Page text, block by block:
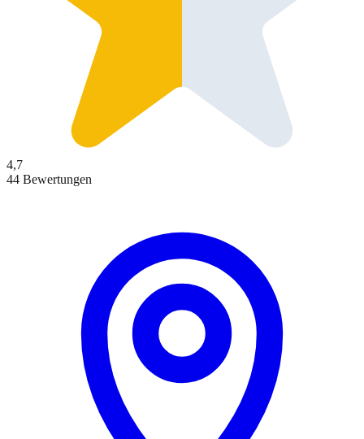
4,7
44 Bewertungen